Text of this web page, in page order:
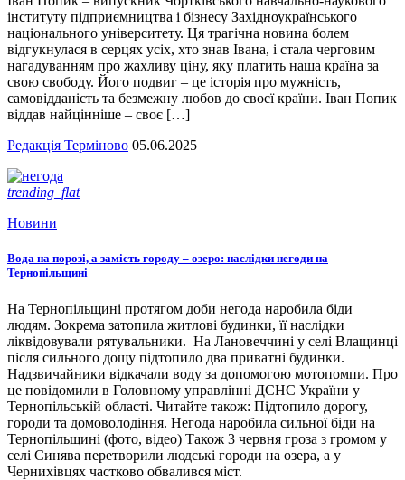
інституту підприємництва і бізнесу Західноукраїнського
національного університету. Ця трагічна новина болем
відгукнулася в серцях усіх, хто знав Івана, і стала черговим
нагадуванням про жахливу ціну, яку платить наша країна за
свою свободу. Його подвиг – це історія про мужність,
самовідданість та безмежну любов до своєї країни. Іван Попик
віддав найцінніше – своє […]
Редакція Терміново 05.06.2025
trending_flat
Новини
Вода на порозі, а замість городу – озеро: наслідки негоди на
Тернопільщині
На Тернопільщині протягом доби негода наробила біди
людям. Зокрема затопила житлові будинки, її наслідки
ліквідовували рятувальники. На Лановеччині у селі Влащинці
після сильного дощу підтопило два приватні будинки.
Надзвичайники відкачали воду за допомогою мотопомпи. Про
це повідомили в Головному управлінні ДСНС України у
Тернопільській області. Читайте також: Підтопило дорогу,
городи та домоволодіння. Негода наробила сильної біди на
Тернопільщині (фото, відео) Також 3 червня гроза з громом у
селі Синява перетворили людські городи на озера, а у
Чернихівцях частково обвалився міст.